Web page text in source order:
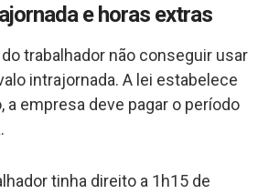
e horas extras
trabalhador não conseguir usar
intrajornada. A lei estabelece
a empresa deve pagar o período
tinha direito a 1h15 de